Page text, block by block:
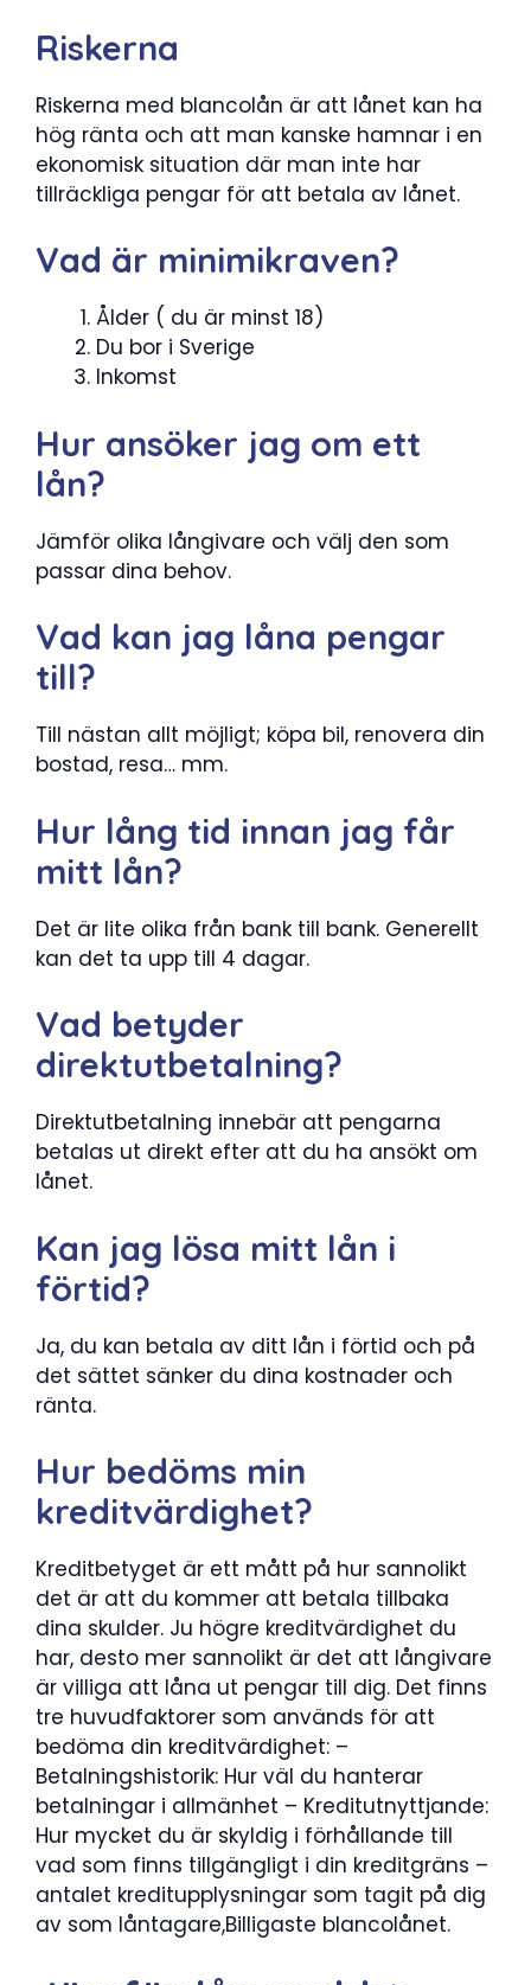
Riskerna
Riskerna med blancolån är att lånet kan ha
hög ränta och att man kanske hamnar i en
ekonomisk situation där man inte har
tillräckliga pengar för att betala av lånet.
Vad är minimikraven?
Ålder ( du är minst 18)
Du bor i Sverige
Inkomst
Hur ansöker jag om ett
lån?
Jämför olika långivare och välj den som
passar dina behov.
Vad kan jag låna pengar
till?
Till nästan allt möjligt; köpa bil, renovera din
bostad, resa… mm.
Hur lång tid innan jag får
mitt lån?
Det är lite olika från bank till bank. Generellt
kan det ta upp till 4 dagar.
Vad betyder
direktutbetalning?
Direktutbetalning innebär att pengarna
betalas ut direkt efter att du ha ansökt om
lånet.
Kan jag lösa mitt lån i
förtid?
Ja, du kan betala av ditt lån i förtid och på
det sättet sänker du dina kostnader och
ränta.
Hur bedöms min
kreditvärdighet?
Kreditbetyget är ett mått på hur sannolikt
det är att du kommer att betala tillbaka
dina skulder. Ju högre kreditvärdighet du
har, desto mer sannolikt är det att långivare
är villiga att låna ut pengar till dig. Det finns
tre huvudfaktorer som används för att
bedöma din kreditvärdighet: –
Betalningshistorik: Hur väl du hanterar
betalningar i allmänhet – Kreditutnyttjande:
Hur mycket du är skyldig i förhållande till
vad som finns tillgängligt i din kreditgräns –
antalet kreditupplysningar som tagit på dig
av som låntagare,Billigaste blancolånet.